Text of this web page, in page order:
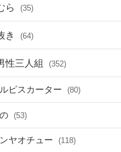
ら (35)
き (64)
性三人組 (352)
ピスカーター (80)
(53)
ヤオチュー (118)